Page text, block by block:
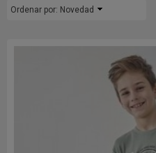
Ordenar por: Novedad